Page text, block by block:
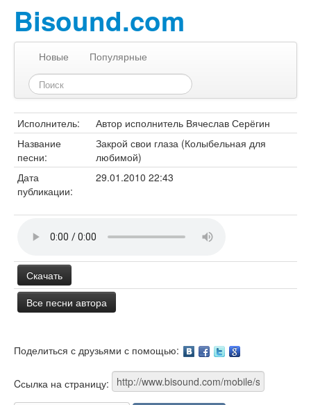
Bisound.com
Новые Популярные
Исполнитель:
Автор исполнитель Вячеслав Серёгин
Название
песни:
Закрой свои глаза (Колыбельная для
любимой)
Дата
публикации:
29.01.2010 22:43
Скачать
Все песни автора
Поделиться с друзьями с помощью:
Cсылка на страницу: